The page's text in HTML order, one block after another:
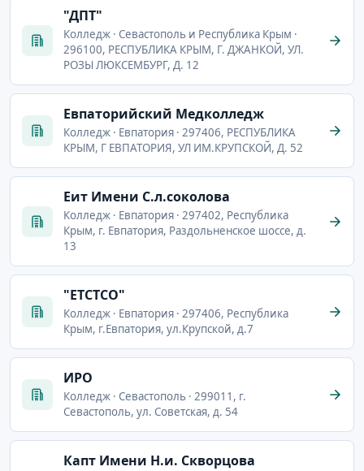
"ДПТ"
Колледж · Севастополь и Республика Крым ·
296100, РЕСПУБЛИКА КРЫМ, Г. ДЖАНКОЙ, УЛ.
РОЗЫ ЛЮКСЕМБУРГ, Д. 12
Евпаторийский Медколледж
Колледж · Евпатория · 297406, РЕСПУБЛИКА
КРЫМ, Г ЕВПАТОРИЯ, УЛ ИМ.КРУПСКОЙ, Д. 52
Еит Имени С.л.соколова
Колледж · Евпатория · 297402, Республика
Крым, г. Евпатория, Раздольненское шоссе, д.
13
"ЕТСТСО"
Колледж · Евпатория · 297406, Республика
Крым, г.Евпатория, ул.Крупской, д.7
ИРО
Колледж · Севастополь · 299011, г.
Севастополь, ул. Советская, д. 54
Капт Имени Н.и. Скворцова